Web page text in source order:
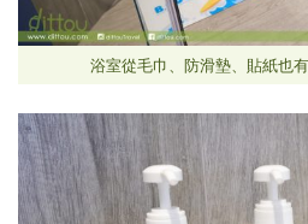
浴室從毛巾、防滑墊、貼紙也